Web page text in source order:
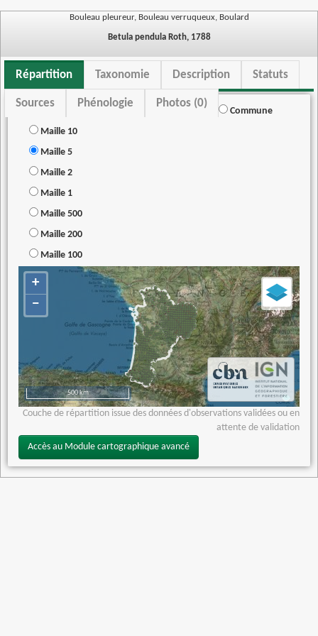
Bouleau pleureur, Bouleau verruqueux, Boulard
Betula pendula Roth, 1788
Répartition Taxonomie Description Statuts
Sources Phénologie Photos (0)
Commune
Maille 10
Maille 5
Maille 2
Maille 1
Maille 500
Maille 200
Maille 100
+
−
500 km
Couche de répartition issue des données d'observations validées ou en
attente de validation
Accès au Module cartographique avancé